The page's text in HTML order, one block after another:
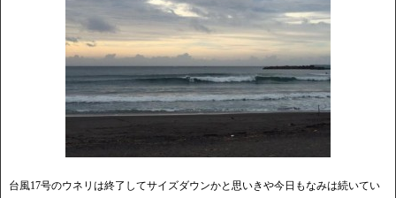
台風17号のウネリは終了してサイズダウンかと思いきや今日もなみは続いてい